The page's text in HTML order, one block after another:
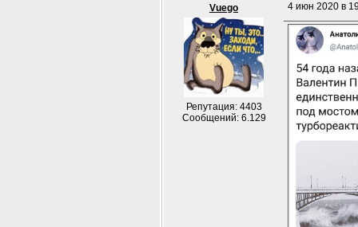
Vuego
Репутация: 4403
Сообщений: 6.129
4 июн 2020 в